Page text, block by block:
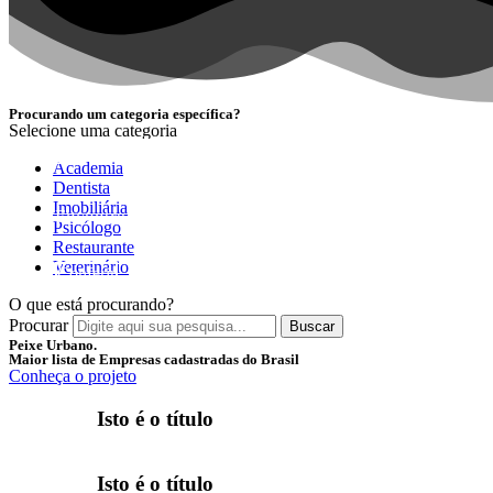
NOVIDADE
Encontre as melhores empresas separadas por
Conferir
Procurando um categoria específica?
Selecione uma categoria
Academia
Dentista
Imobiliária
Psicólogo
Restaurante
Veterinário
O que está procurando?
Procurar
Buscar
Peixe Urbano.
Maior lista de Empresas cadastradas do Brasil
Conheça o projeto
Isto é o título
Isto é o título